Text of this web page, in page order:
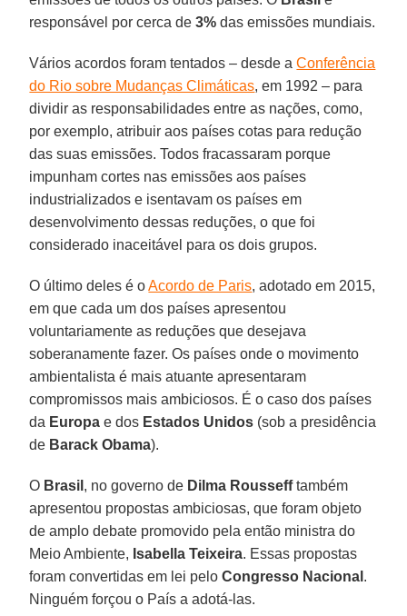
responsável por cerca de3% das emissões mundiais.
Vários acordos foram tentados – desde aConferência
do Rio sobre Mudanças Climáticas, em 1992 – para
dividir as responsabilidades entre as nações, como,
por exemplo, atribuir aos países cotas para redução
das suas emissões. Todos fracassaram porque
impunham cortes nas emissões aos países
industrializados e isentavam os países em
desenvolvimento dessas reduções, o que foi
considerado inaceitável para os dois grupos.
O último deles é oAcordo de Paris, adotado em 2015,
em que cada um dos países apresentou
voluntariamente as reduções que desejava
soberanamente fazer. Os países onde o movimento
ambientalista é mais atuante apresentaram
compromissos mais ambiciosos. É o caso dos países
da Europa e dos Estados Unidos (sob a presidência
de Barack Obama).
O Brasil , no governo de Dilma Roussefftambém
apresentou propostas ambiciosas, que foram objeto
de amplo debate promovido pela então ministra do
Meio Ambiente, Isabella Teixeira. Essas propostas
foram convertidas em lei peloCongresso Nacional .
Ninguém forçou o País a adotá-las.